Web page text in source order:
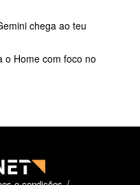
chega ao teu
o Home com foco no